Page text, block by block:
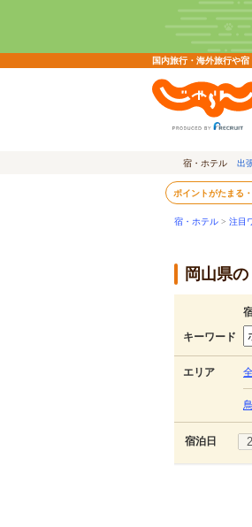
国内旅行・海外旅行や
宿・ホテル 出
ポイントがたまる
宿・ホテル > 注目
岡山県
キーワード
エリア
宿泊日